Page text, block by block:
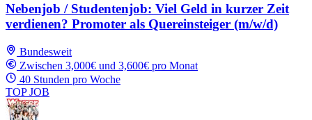
Nebenjob / Studentenjob: Viel Geld in kurzer Zeit
verdienen? Promoter als Quereinsteiger (m/w/d)
Bundesweit
Zwischen 3,000€ und 3,600€ pro Monat
40 Stunden pro Woche
TOP JOB